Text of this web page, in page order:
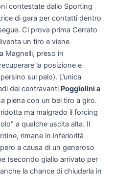
contestate dallo Sporting
di gara per contatti dentro
Ci prova prima Cerrato
un tiro e viene
Magnelli, preso in
la posizione e
sul palo). L’unica
del centravanti Poggiolini a
piena con un bel tiro a giro.
ma malgrado il forcing
a qualche uscita alta. Il
rimane in inferiorità
a causa di un generoso
(secondo giallo arrivato per
la chance di chiuderla in